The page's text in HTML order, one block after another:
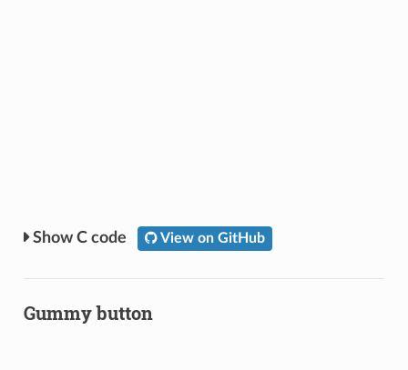
C code View on GitHub
Gummy button